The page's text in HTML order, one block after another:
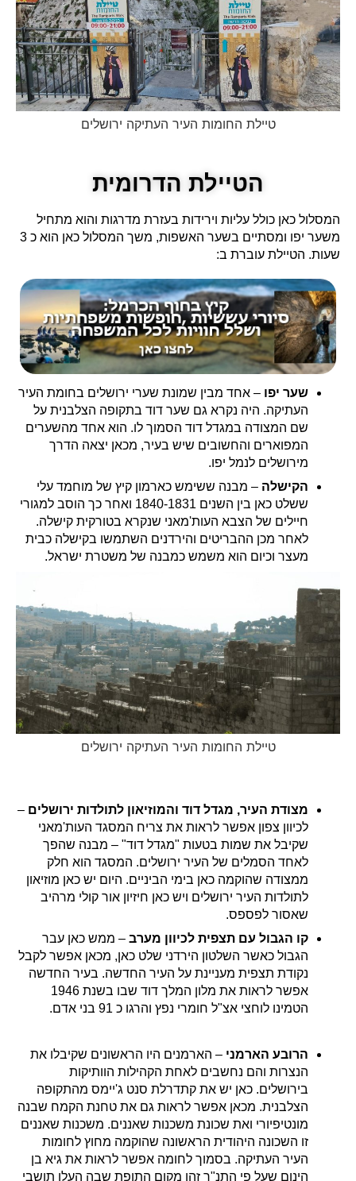
טיילת החומות העיר העתיקה ירושלים
הטיילת הדרומית
המסלול כאן כולל עליות וירידות בעזרת מדרגות והוא מתחיל
משער יפו ומסתיים בשער האשפות, משך המסלול כאן הוא כ 3
שעות. הטיילת עוברת ב:
שער יפו – אחד מבין שמונת שערי ירושלים בחומת העיר
העתיקה. היה נקרא גם שער דוד בתקופה הצלבנית על
שם המצודה במגדל דוד הסמוך לו. הוא אחד מהשערים
המפוארים והחשובים שיש בעיר, מכאן יצאה הדרך
מירושלים לנמל יפו.
הקישלה – מבנה ששימש כארמון קיץ של מוחמד עלי
ששלט כאן בין השנים 1840-1831 ואחר כך הוסב למגורי
חיילים של הצבא העות'מאני שנקרא בטורקית קישלה.
לאחר מכן ההבריטים והירדנים השתמשו בקישלה כבית
מעצר וכיום הוא משמש כמבנה של משטרת ישראל.
טיילת החומות העיר העתיקה ירושלים
מצודת העיר, מגדל דוד והמוזיאון לתולדות ירושלים –
לכיוון צפון אפשר לראות את צריח המסגד העות'מאני
שקיבל את שמות בטעות "מגדל דוד" – מבנה שהפך
לאחד הסמלים של העיר ירושלים. המסגד הוא חלק
ממצודה שהוקמה כאן בימי הביניים. היום יש כאן מוזיאון
לתולדות העיר ירושלים ויש כאן חיזיון אור קולי מרהיב
שאסור לפספס.
קו הגבול עם תצפית לכיוון מערב – ממש כאן עבר
הגבול כאשר השלטון הירדני שלט כאן, מכאן אפשר לקבל
נקודת תצפית מעניינת על העיר החדשה. בעיר החדשה
אפשר לראות את מלון המלך דוד שבו בשנת 1946
הטמינו לוחצי אצ"ל חומרי נפץ והרגו כ 91 בני אדם.
הרובע הארמני – הארמנים היו הראשונים שקיבלו את
הנצרות והם נחשבים לאחת הקהילות הוותיקות
בירושלים. כאן יש את קתדרלת סנט ג'יימס מהתקופה
הצלבנית. מכאן אפשר לראות גם את טחנת הקמח שבנה
מונטיפיורי ואת שכונת משכנות שאננים. משכנות שאננים
זו השכונה היהודית הראשונה שהוקמה מחוץ לחומות
העיר העתיקה. בסמוך לחומה אפשר לראות את גיא בן
הינום שעל פי התנ"ך זהו מקום התופת שבה העלו תושבי